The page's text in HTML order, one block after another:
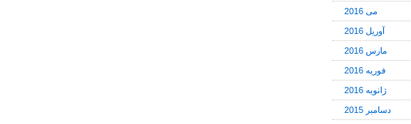
می 2016
آوریل 2016
مارس 2016
فوریه 2016
ژانویه 2016
دسامبر 2015